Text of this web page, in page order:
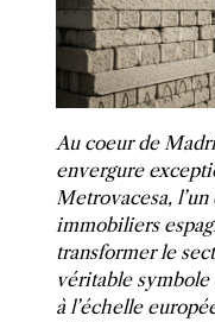
Au coeur de
envergure
Metrovacesa,
immobiliers
transformer le
véritable
à l’échelle